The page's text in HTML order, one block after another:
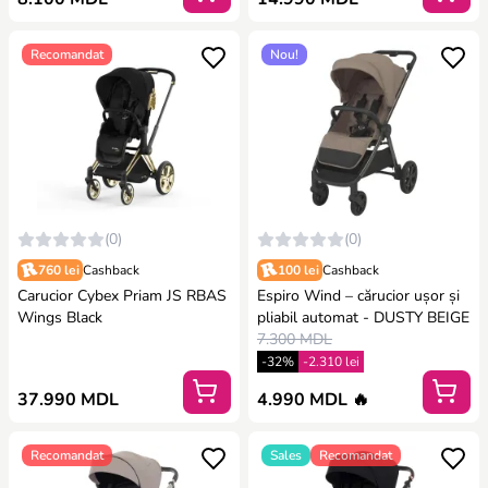
Recomandat
(0)
760 lei Cashback
Carucior Cybex Priam JS RBAS
Wings Black
37.990 MDL
Nou!
(0)
100 lei Cashback
Espiro Wind – cărucior ușor și
pliabil automat - DUSTY BEIGE
7.300 MDL
-32% -2.310 lei
4.990 MDL 🔥
Recomandat Sales Recomandat